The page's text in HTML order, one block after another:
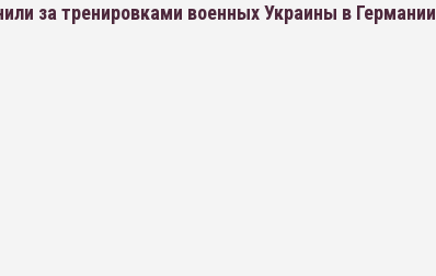
за тренировками военных Украины в Германии